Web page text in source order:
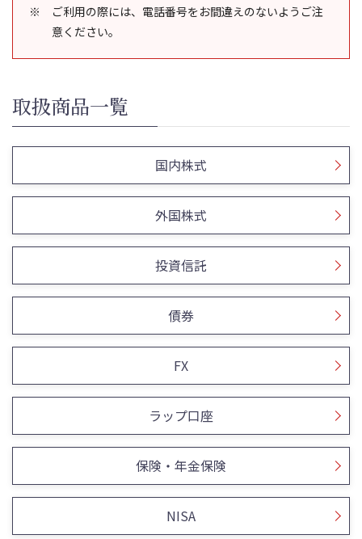
ご利用の際には、電話番号をお間違えのないようご注
意ください。
取扱商品一覧
国内株式
外国株式
投資信託
債券
FX
ラップ口座
保険・年金保険
NISA